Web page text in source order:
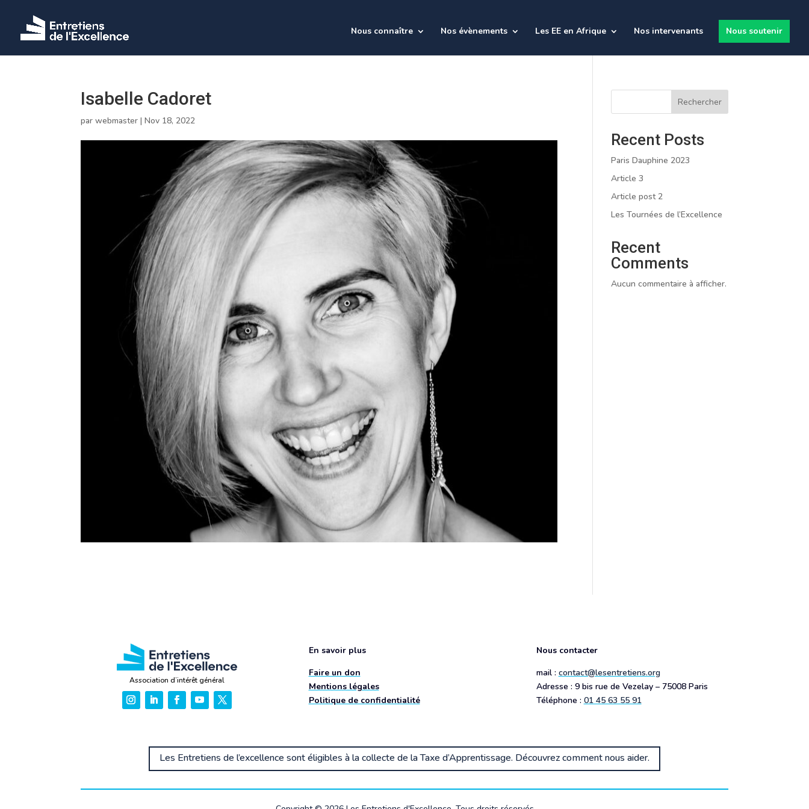
Nous connaître Nos évènements Les EE en Afrique Nos intervenants Nous soutenir
Isabelle Cadoret
parwebmaster |Nov 18, 2022
Rechercher
Recent Posts
Paris Dauphine 2023
Article 3
Article post 2
Les Tournées de l’Excellence
Recent
Comments
Aucun commentaire à afficher.
Association d’intérêt général
En savoir plus
Faire un don
Mentions légales
Politique de confidentialité
Nous contacter
mail : contact@lesentretiens.org
Adresse : 9 bis rue de Vezelay – 75008 Paris
Téléphone : 01 45 63 55 91
Les Entretiens de l’excellence sont éligibles à la collecte de la Taxe d’Apprentissage. Découvrez comment nous aider.